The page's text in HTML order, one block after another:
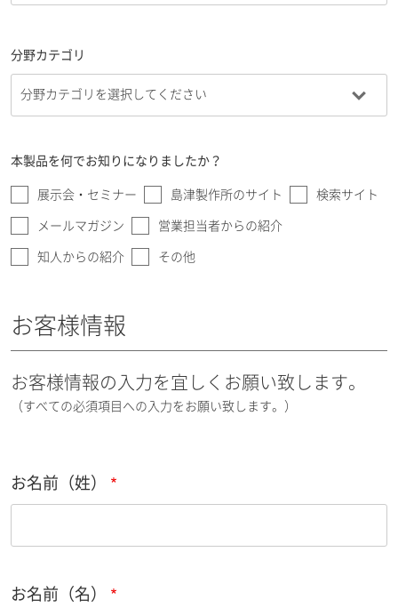
分野カテゴリ
本製品を何でお知りになりましたか？
展示会・セミナー 島津製作所のサイト 検索サイト
メールマガジン 営業担当者からの紹介
知人からの紹介 その他
お客様情報
お客様情報の入力を宜しくお願い致します。
（すべての必須項目への入力をお願い致します。）
お名前（姓）
お名前（名）